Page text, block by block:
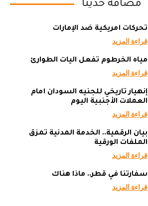
مضافة حديثاً
تحركات أمريكية ضد الإمارات
قراءة المزيد
مياه الخرطوم تفعل آليات الطوارئ
قراءة المزيد
إنهيار تاريخي للجنيه السودان أمام
العملات الأجنبية اليوم
قراءة المزيد
بيان الرقمية.. الخدمة المدنية تمزق
الملفات الورقية
قراءة المزيد
سفارتنا في قطر.. ماذا هناك
قراءة المزيد